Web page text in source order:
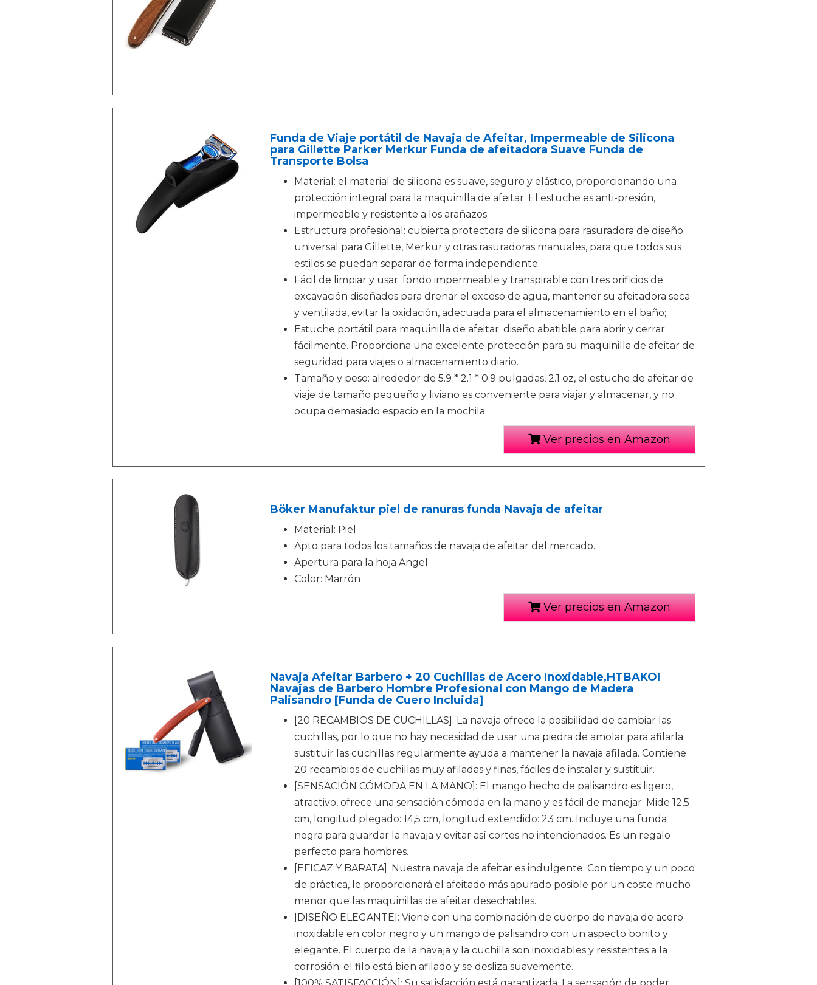
Funda de Viaje portátil de Navaja de Afeitar, Impermeable de Silicona
para Gillette Parker Merkur Funda de afeitadora Suave Funda de
Transporte Bolsa
Material: el material de silicona es suave, seguro y elástico, proporcionando una
protección integral para la maquinilla de afeitar. El estuche es anti-presión,
impermeable y resistente a los arañazos.
Estructura profesional: cubierta protectora de silicona para rasuradora de diseño
universal para Gillette, Merkur y otras rasuradoras manuales, para que todos sus
estilos se puedan separar de forma independiente.
Fácil de limpiar y usar: fondo impermeable y transpirable con tres orificios de
excavación diseñados para drenar el exceso de agua, mantener su afeitadora seca
y ventilada, evitar la oxidación, adecuada para el almacenamiento en el baño;
Estuche portátil para maquinilla de afeitar: diseño abatible para abrir y cerrar
fácilmente. Proporciona una excelente protección para su maquinilla de afeitar de
seguridad para viajes o almacenamiento diario.
Tamaño y peso: alrededor de 5.9 * 2.1 * 0.9 pulgadas, 2.1 oz, el estuche de afeitar de
viaje de tamaño pequeño y liviano es conveniente para viajar y almacenar, y no
ocupa demasiado espacio en la mochila.
Ver precios en Amazon
Böker Manufaktur piel de ranuras funda Navaja de afeitar
Material: Piel
Apto para todos los tamaños de navaja de afeitar del mercado.
Apertura para la hoja Angel
Color: Marrón
Ver precios en Amazon
Navaja Afeitar Barbero + 20 Cuchillas de Acero Inoxidable,HTBAKOI
Navajas de Barbero Hombre Profesional con Mango de Madera
Palisandro [Funda de Cuero Incluida]
[20 RECAMBIOS DE CUCHILLAS]: La navaja ofrece la posibilidad de cambiar las
cuchillas, por lo que no hay necesidad de usar una piedra de amolar para afilarla;
sustituir las cuchillas regularmente ayuda a mantener la navaja afilada. Contiene
20 recambios de cuchillas muy afiladas y finas, fáciles de instalar y sustituir.
[SENSACIÓN CÓMODA EN LA MANO]: El mango hecho de palisandro es ligero,
atractivo, ofrece una sensación cómoda en la mano y es fácil de manejar. Mide 12,5
cm, longitud plegado: 14,5 cm, longitud extendido: 23 cm. Incluye una funda
negra para guardar la navaja y evitar así cortes no intencionados. Es un regalo
perfecto para hombres.
[EFICAZ Y BARATA]: Nuestra navaja de afeitar es indulgente. Con tiempo y un poco
de práctica, le proporcionará el afeitado más apurado posible por un coste mucho
menor que las maquinillas de afeitar desechables.
[DISEÑO ELEGANTE]: Viene con una combinación de cuerpo de navaja de acero
inoxidable en color negro y un mango de palisandro con un aspecto bonito y
elegante. El cuerpo de la navaja y la cuchilla son inoxidables y resistentes a la
corrosión; el filo está bien afilado y se desliza suavemente.